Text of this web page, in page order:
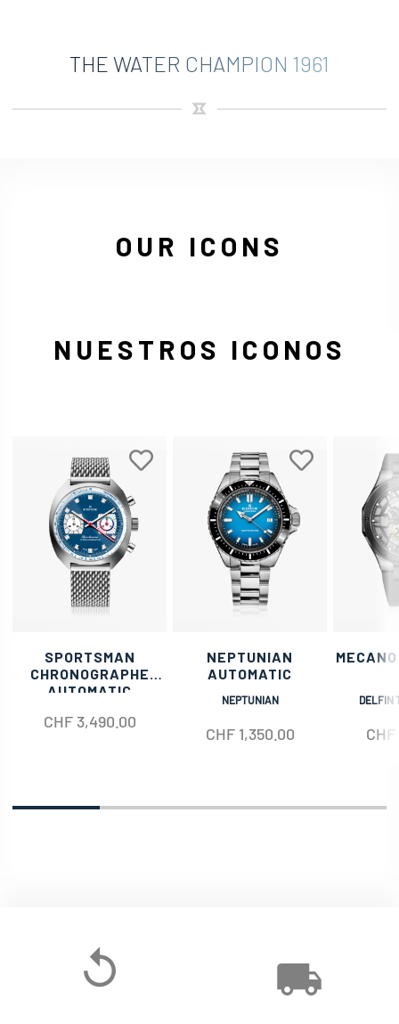
THE WATER CHAMPION 1961
OUR ICONS
NUESTROS ICONOS
SPORTSMAN
CHRONOGRAPHE
AUTOMATIC
CHF3,490.00
NEPTUNIAN
AUTOMATIC
NEPTUNIAN
CHF1,350.00
DELFIN
CHF